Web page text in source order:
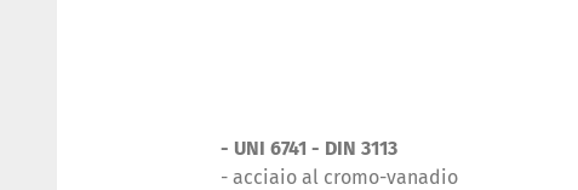
- UNI 6741 - DIN 3113
- acciaio al cromo-vanadio